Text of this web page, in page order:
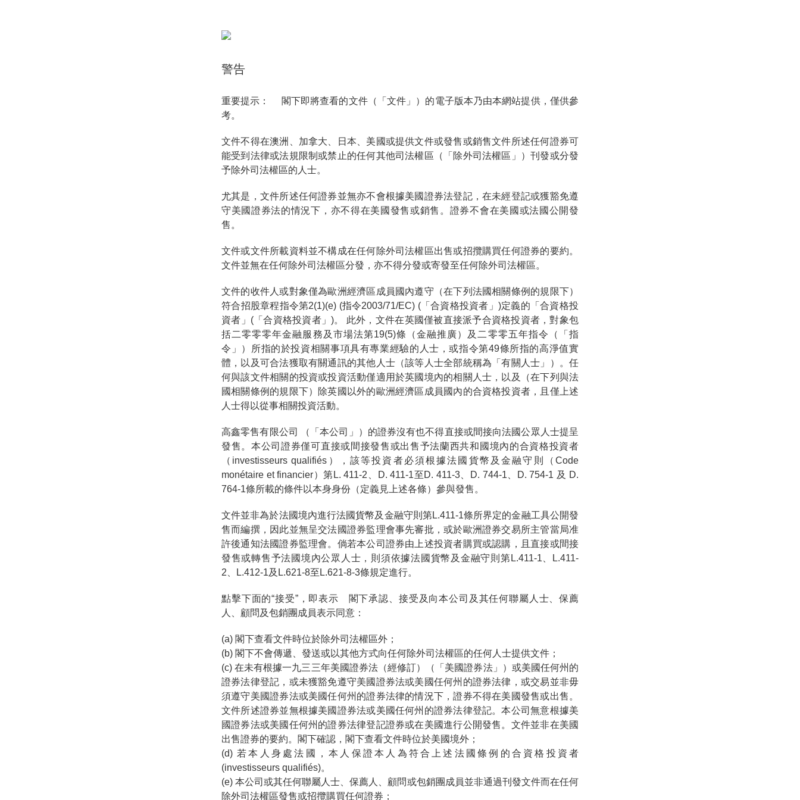
警告
重要提示： 閣下即將查看的文件（「 文件 」）的電子版本乃由本網站提供，僅供參
考。
文件不得在澳洲、加拿大、日本、美國或提供文件或發售或銷售文件所述任何證券可
能受到法律或法規限制或禁止的任何其他司法權區（「 除外司法權區 」）刊發或分發
予除外司法權區的人士。
尤其是，文件所述任何證券並無亦不會根據美國證券法登記，在未經登記或獲豁免遵
守美國證券法的情況下，亦不得在美國發售或銷售。證券不會在美國或法國公開發
售。
文件或文件所載資料並不構成在任何除外司法權區出售或招攬購買任何證券的要約。
文件並無在任何除外司法權區分發，亦不得分發或寄發至任何除外司法權區。
文件的收件人或對象僅為歐洲經濟區成員國內遵守（在下列法國相關條例的規限下）
符合招股章程指令第2(1)(e) (指令2003/71/EC) (「合資格投資者」)定義的「合資格投
資者」(「合資格投資者」)。 此外，文件在英國僅被直接派予合資格投資者，對象包
括二零零零年金融服務及市場法第19(5)條（金融推廣）及二零零五年指令（「指
令」）所指的於投資相關事項具有專業經驗的人士，或指令第49條所指的高淨值實
體，以及可合法獲取有關通訊的其他人士（該等人士全部統稱為「有關人士」）。任
何與該文件相關的投資或投資活動僅適用於英國境內的相關人士，以及（在下列與法
國相關條例的規限下）除英國以外的歐洲經濟區成員國內的合資格投資者，且僅上述
人士得以從事相關投資活動。
高鑫零售有限公司 （「本公司」）的證券沒有也不得直接或間接向法國公眾人士提呈
發售。本公司證券僅可直接或間接發售或出售予法蘭西共和國境內的合資格投資者
（investisseurs qualifiés），該等投資者必須根據法國貨幣及金融守則（Code
monétaire et financier）第L. 411-2、D. 411-1至D. 411-3、D. 744-1、D. 754-1 及 D.
764-1條所載的條件以本身身份（定義見上述各條）參與發售。
文件並非為於法國境內進行法國貨幣及金融守則第L.411-1條所界定的金融工具公開發
售而編撰，因此並無呈交法國證券監理會事先審批，或於歐洲證券交易所主管當局准
許後通知法國證券監理會。倘若本公司證券由上述投資者購買或認購，且直接或間接
發售或轉售予法國境內公眾人士，則須依據法國貨幣及金融守則第L.411-1、L.411-
2、L.412-1及L.621-8至L.621-8-3條規定進行。
點擊下面的“接受”，即表示 閣下承認、接受及向本公司及其任何聯屬人士、保薦
人、顧問及包銷團成員表示同意：
(a) 閣下查看文件時位於除外司法權區外；
(b) 閣下不會傳遞、發送或以其他方式向任何除外司法權區的任何人士提供文件；
(c) 在未有根據一九三三年美國證券法（經修訂）（「 美國證券法」）或美國任何州的
證券法律登記，或未獲豁免遵守美國證券法或美國任何州的證券法律，或交易並非毋
須遵守美國證券法或美國任何州的證券法律的情況下，證券不得在美國發售或出售。
文件所述證券並無根據美國證券法或美國任何州的證券法律登記。本公司無意根據美
國證券法或美國任何州的證券法律登記證券或在美國進行公開發售。文件並非在美國
出售證券的要約。閣下確認，閣下查看文件時位於美國境外；
(d) 若本人身處法國，本人保證本人為符合上述法國條例的合資格投資者
(investisseurs qualifiés)。
(e) 本公司或其任何聯屬人士、保薦人、顧問或包銷團成員並非通過刊發文件而在任何
除外司法權區發售或招攬購買任何證券；